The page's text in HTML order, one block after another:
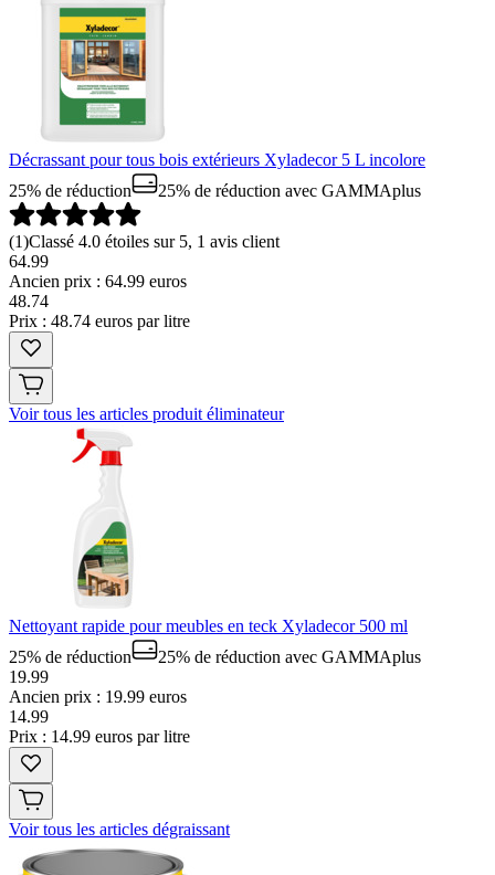
Décrassant pour tous bois extérieurs Xyladecor 5 L incolore
25% de réduction
25% de réduction avec GAMMAplus
(1)Classé 4.0 étoiles sur 5, 1 avis client
64.99
Ancien prix : 64.99 euros
48.74
Prix : 48.74 euros par litre
Voir tous les articles produit éliminateur
Nettoyant rapide pour meubles en teck Xyladecor 500 ml
25% de réduction
25% de réduction avec GAMMAplus
19.99
Ancien prix : 19.99 euros
14.99
Prix : 14.99 euros par litre
Voir tous les articles dégraissant